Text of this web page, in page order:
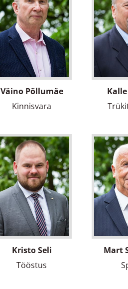
Väino Põllumäe
Kinnisvara
Kristo Seli
Tööstus
Mart